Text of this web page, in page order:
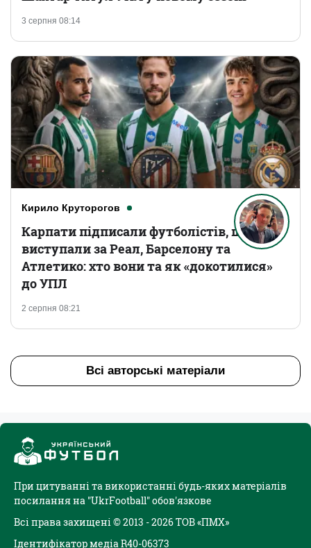
3 серпня 08:14
Кирило Круторогов
2 серпня 08:21
Карпати підписали футболістів, що
виступали за Реал, Барселону та
Атлетико: хто вони та як «докотилися»
до УПЛ
Всі авторські матеріали
При цитуванні та використанні будь-яких матеріалів
посилання на "UkrFootball" обов'язкове
Всі права захищені © 2013 - 2026 ТОВ «ПМХ»
Ідентифікатор медіа R40-06373